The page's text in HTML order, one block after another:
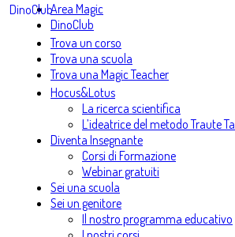
Area Magic
DinoClub
Trova un corso
Trova una scuola
Trova una Magic Teacher
Hocus&Lotus
La ricerca scientifica
L’ideatrice del metodo Traute
Diventa Insegnante
Corsi di Formazione
Webinar gratuiti
Sei una scuola
Sei un genitore
Il nostro programma educativo
DinoClub